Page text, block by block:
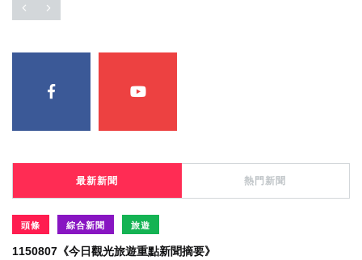
最新新聞 熱門新聞
頭條 綜合新聞 旅遊
1150807《今日觀光旅遊重點新聞摘要》